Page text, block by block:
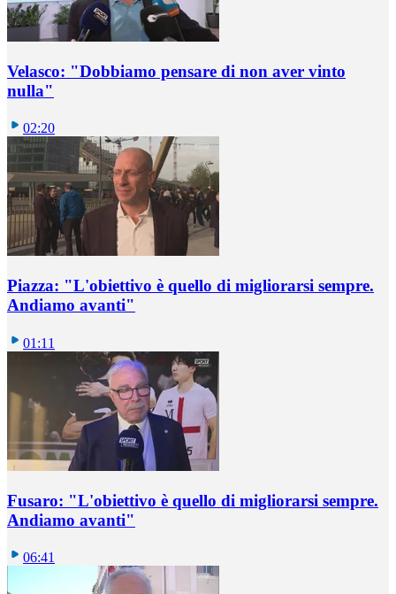
Velasco: "Dobbiamo pensare di non aver vinto
nulla"
02:20
Piazza: "L'obiettivo è quello di migliorarsi sempre.
Andiamo avanti"
01:11
Fusaro: "L'obiettivo è quello di migliorarsi sempre.
Andiamo avanti"
06:41